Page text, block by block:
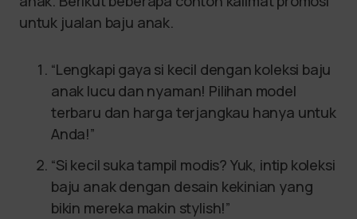
untuk jualan baju anak.
“Lengkapi gaya si kecil dengan koleksi baju
anak lucu dan nyaman! Pilihan model
terbaru dan harga terjangkau hanya untuk
Anda!”
“Si kecil suka tampil modis? Yuk, intip koleksi
baju anak dengan desain kekinian yang
bikin mereka makin stylish!”